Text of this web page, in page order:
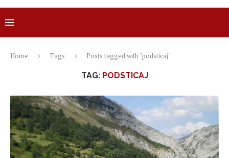
Home Tags Posts tagged with "podsticaj"
TAG: PODSTICAJ